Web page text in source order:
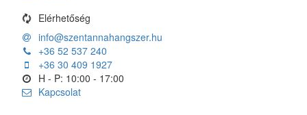
Elérhetőség
info@szentannahangszer.hu
+36 52 537 240
+36 30 409 1927
H - P: 10:00 - 17:00
Kapcsolat